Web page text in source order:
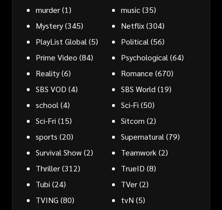
murder(1) music(35)
Mystery(345) Netflix(304)
PlayList Global(5) Political(56)
Prime Video (84) Psychological(64)
Reality(6) Romance (670)
SBS VOD (4) SBS World(19)
school(4) Sci-Fi (50)
Sci-Fri (15) Sitcom (2)
sports (20) Supernatural(79)
Survival Show(2) Teamwork(2)
Thriller(312) TrueID (8)
Tubi (24) TVer(2)
TVING (80) tvN (5)